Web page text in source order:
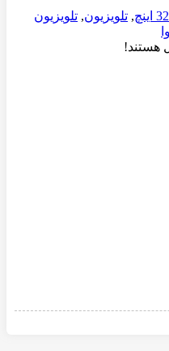
32 اینچ , تلویزیون, تلویزیون
هستند!